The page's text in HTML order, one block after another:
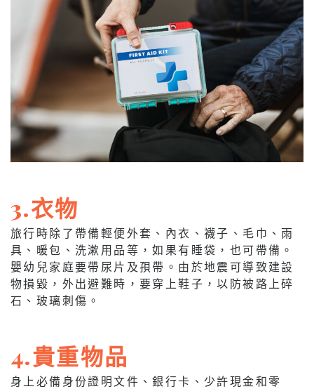
3.衣物
旅行時除了帶備輕便外套、內衣、襪子、毛巾、雨
具、暖包、洗漱用品等，如果有睡袋，也可帶備。
嬰幼兒家庭要帶尿片及孭帶。由於地震可導致建設
物損毀，外出避難時，要穿上鞋子，以防被路上碎
石、玻璃刺傷。
4.貴重物品
身上必備身份證明文件、銀行卡、少許現金和零